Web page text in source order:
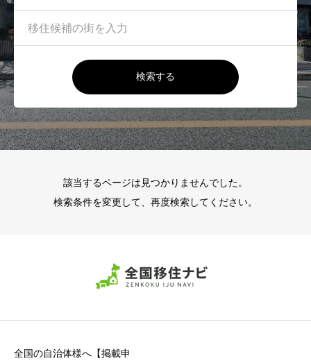
検索する
該当するページは見つかりませんでした。
検索条件を変更して、再度検索してください。
全国の自治体様へ【掲載申